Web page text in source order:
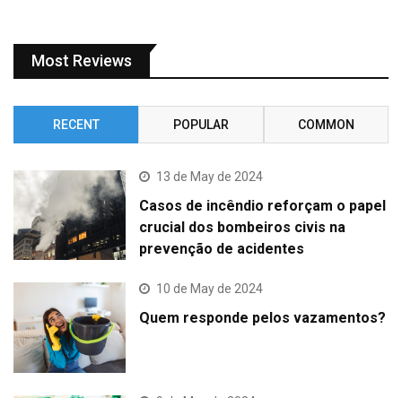
Most Reviews
RECENT POPULAR COMMON
13 de May de 2024
Casos de incêndio reforçam o papel
crucial dos bombeiros civis na
prevenção de acidentes
10 de May de 2024
Quem responde pelos vazamentos?